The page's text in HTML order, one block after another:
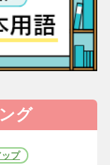
グ
プ